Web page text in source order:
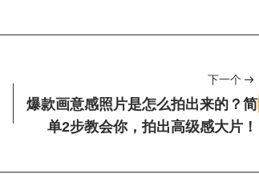
下一个
爆款画意感照片是怎么拍出来的？简
单2步教会你，拍出高级感大片！